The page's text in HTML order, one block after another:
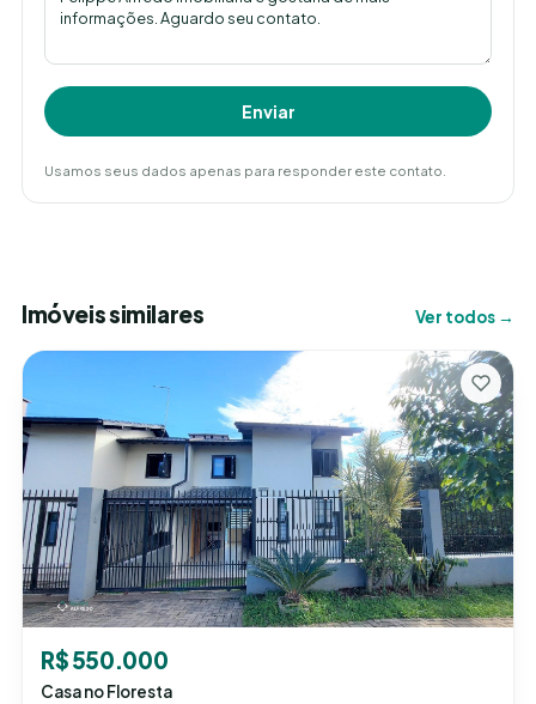
Enviar
Usamos seus dados apenas para responder este contato.
Imóveis similares Ver todos →
R$ 550.000
Casa no Floresta